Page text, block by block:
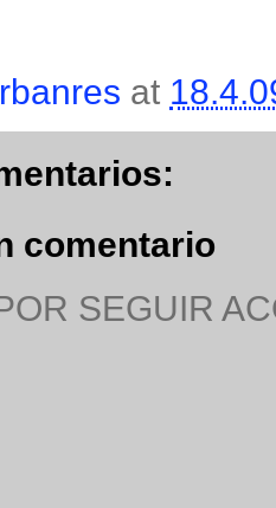
at
comentario
SEGUIR